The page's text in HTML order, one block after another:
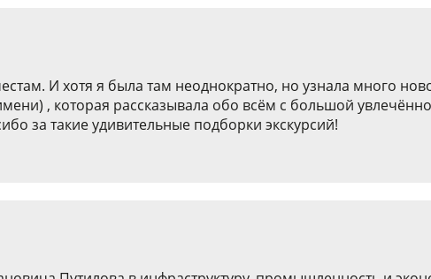
И хотя я была там неоднократно, но узнала много
, которая рассказывала обо всём с большой
за такие удивительные подборки экскурсий!